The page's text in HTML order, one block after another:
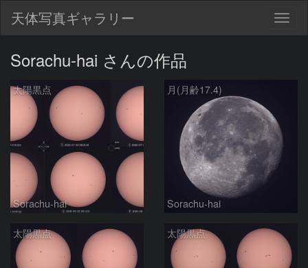
天体写真ギャラリー
Sorachu-hai さんの作品
太陽黒点
Sorachu-hai
月(月齢17.4)
Sorachu-hai
太陽黒点 太陽黒点